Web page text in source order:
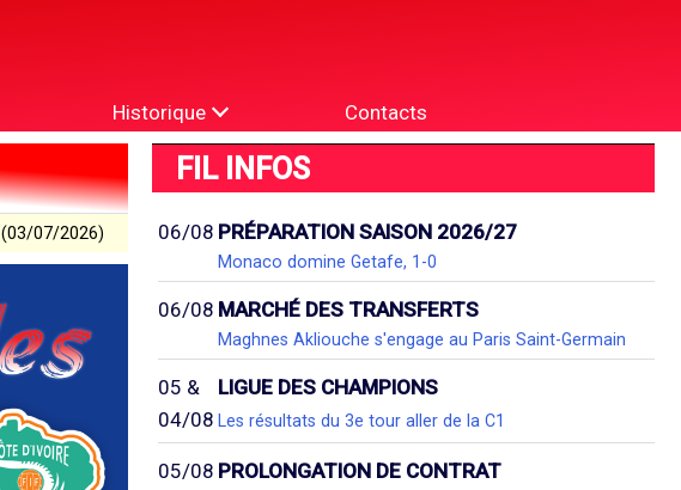
Historique Contacts
(03/07/2026)
FIL INFOS
06/08 PRÉPARATION SAISON 2026/27
Monaco domine Getafe, 1-0
06/08 MARCHÉ DES TRANSFERTS
Maghnes Akliouche s'engage au Paris Saint-Germain
05 &
04/08
LIGUE DES CHAMPIONS
Les résultats du 3e tour aller de la C1
05/08 PROLONGATION DE CONTRAT